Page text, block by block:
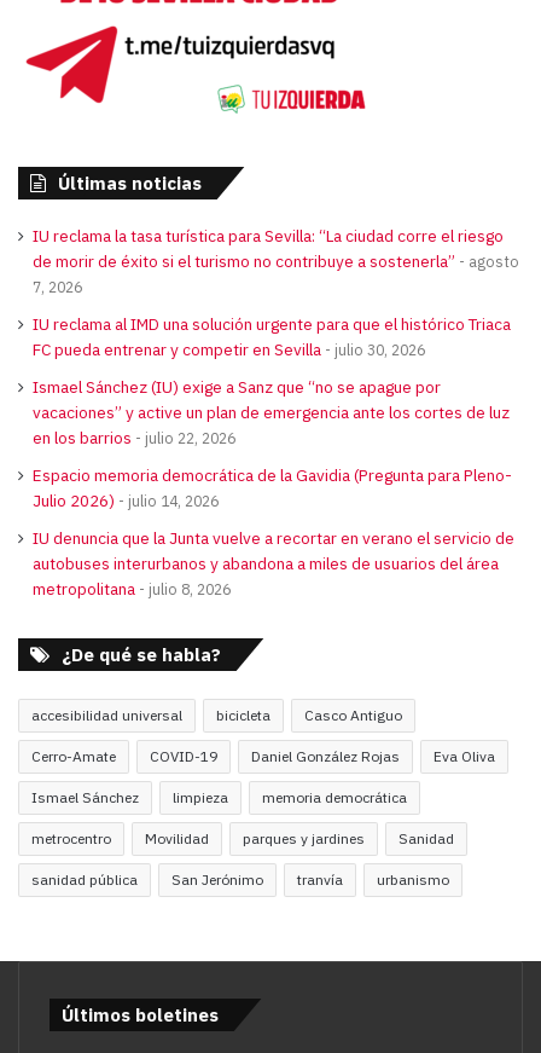
Últimas noticias
IU reclama la tasa turística para Sevilla: “La ciudad corre el riesgo
de morir de éxito si el turismo no contribuye a sostenerla”
agosto
7, 2026
IU reclama al IMD una solución urgente para que el histórico Triaca
FC pueda entrenar y competir en Sevilla
julio 30, 2026
Ismael Sánchez (IU) exige a Sanz que “no se apague por
vacaciones” y active un plan de emergencia ante los cortes de luz
en los barrios
julio 22, 2026
Espacio memoria democrática de la Gavidia (Pregunta para Pleno-
Julio 2026)
julio 14, 2026
IU denuncia que la Junta vuelve a recortar en verano el servicio de
autobuses interurbanos y abandona a miles de usuarios del área
metropolitana
julio 8, 2026
¿De qué se habla?
accesibilidad universal bicicleta Casco Antiguo
Cerro-Amate COVID-19 Daniel González Rojas Eva Oliva
Ismael Sánchez limpieza memoria democrática
metrocentro Movilidad parques y jardines Sanidad
sanidad pública San Jerónimo tranvía urbanismo
Últimos boletines